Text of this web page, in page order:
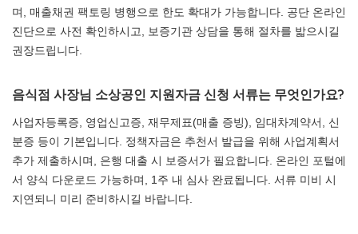
며, 매출채권 팩토링 병행으로 한도 확대가 가능합니다. 공단 온라인
진단으로 사전 확인하시고, 보증기관 상담을 통해 절차를 밟으시길
권장드립니다.
음식점 사장님 소상공인 지원자금 신청 서류는 무엇인가요?
사업자등록증, 영업신고증, 재무제표(매출 증빙), 임대차계약서, 신
분증 등이 기본입니다. 정책자금은 추천서 발급을 위해 사업계획서
추가 제출하시며, 은행 대출 시 보증서가 필요합니다. 온라인 포털에
서 양식 다운로드 가능하며, 1주 내 심사 완료됩니다. 서류 미비 시
지연되니 미리 준비하시길 바랍니다.